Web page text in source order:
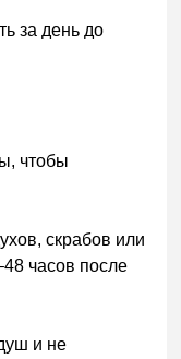
за день до
чтобы
скрабов или
часов после
и не